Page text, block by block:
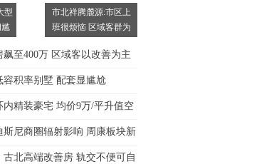
型
市北祥腾麓源:市区上
班很烦恼 区域客群为
飙至400万 区域客以改善为主
容积率别墅 配套显尴尬
精装豪宅 均价9万/平升值空
斯尼商圈辐射影响 周康板块新
北高端改善房 轨交不便可自